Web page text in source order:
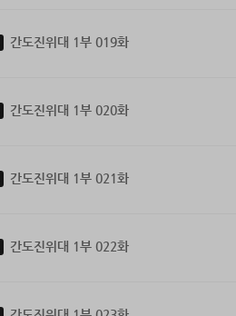
간도진위대 1부 019화
간도진위대 1부 020화
간도진위대 1부 021화
간도진위대 1부 022화